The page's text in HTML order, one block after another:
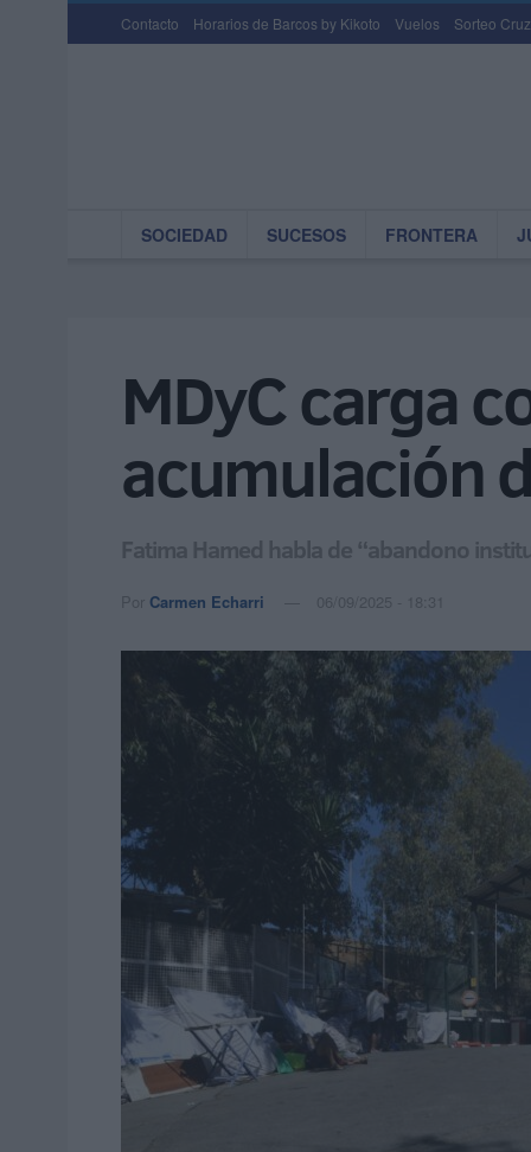
Contacto Horarios de Barcos by Kikoto Vuelos Sorteo
SOCIEDAD SUCESOS FRONTERA
MDyC carga
acumulación
Fatima Hamed habla de “abandono
Por Carmen Echarri 06/09/2025 - 18:31